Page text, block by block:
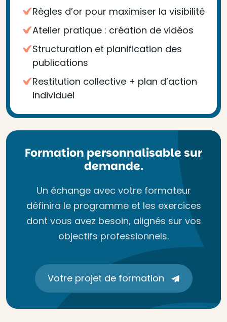
Règles d’or pour maximiser la visibilité
Atelier pratique : création de vidéos
Structuration et planification des
publications
Restitution collective + plan d’action
individuel
Formation personnalisable sur
demande.
Un échange avec votre formateur
définira le programme et les exercices
dont vous avez besoin, alignés sur vos
objectifs professionnels.
Votre projet de formation